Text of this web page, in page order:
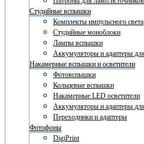
Студийные вспышки
Комплекты импульсного света
Студийные моноблоки
Лампы вспышки
Аккумуляторы и адаптеры
Накамерные вспышки и осветители
Фотовспышки
Кольцевые вспышки
Накамерные LED осветители
Аккумуляторы и адаптеры
Переходники и адаптеры
Фотофоны
DigiPrint